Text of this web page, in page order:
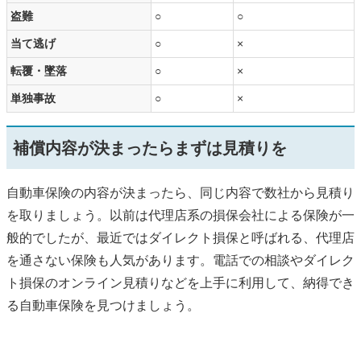
盗難 ○ ○
当て逃げ ○ ×
転覆・墜落 ○ ×
単独事故 ○ ×
補償内容が決まったらまずは見積りを
自動車保険の内容が決まったら、同じ内容で数社から見積り
を取りましょう。以前は代理店系の損保会社による保険が一
般的でしたが、最近ではダイレクト損保と呼ばれる、代理店
を通さない保険も人気があります。電話での相談やダイレク
ト損保のオンライン見積りなどを上手に利用して、納得でき
る自動車保険を見つけましょう。